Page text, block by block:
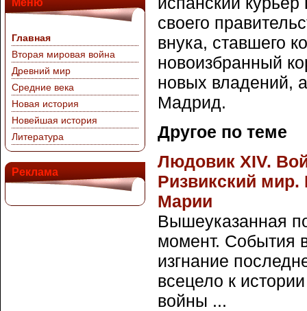
Меню
Главная
Вторая мировая война
Древний мир
Средние века
Новая история
Новейшая история
Литература
Реклама
своего
внука, ставшего
новоизбранный
новых владений,
Мадрид.
Другое по теме
Людовик XIV.
Ризвикский
Марии
Вышеуказанная
момент. События
изгнание
всецело к
войны ...